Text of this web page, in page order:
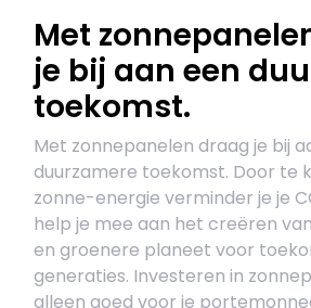
Met
je bij aan een
toekomst.
Met zonnepanelen draag je bij
duurzamere toekomst. Door te
zonne-energie verminder je je
help je mee aan het creëren
en groenere planeet voor
generaties. Investeren in
alleen goed voor je